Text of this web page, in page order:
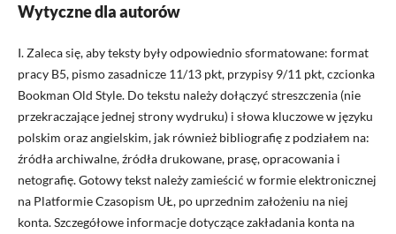
Wytyczne dla autorów
I. Zaleca się, aby teksty były odpowiednio sformatowane: format
pracy B5, pismo zasadnicze 11/13 pkt, przypisy 9/11 pkt, czcionka
Bookman Old Style. Do tekstu należy dołączyć streszczenia (nie
przekraczające jednej strony wydruku) i słowa kluczowe w języku
polskim oraz angielskim, jak również bibliografię z podziałem na:
źródła archiwalne, źródła drukowane, prasę, opracowania i
netografię. Gotowy tekst należy zamieścić w formie elektronicznej
na Platformie Czasopism UŁ, po uprzednim założeniu na niej
konta. Szczegółowe informacje dotyczące zakładania konta na